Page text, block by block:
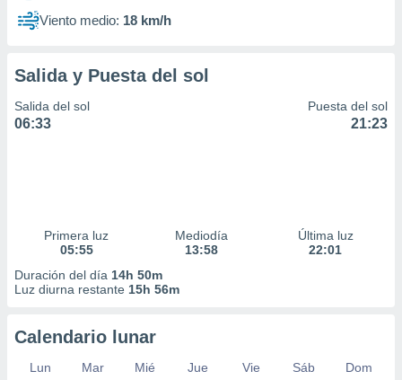
Viento medio: 18 km/h
Salida y Puesta del sol
Salida del sol
06:33
Puesta del sol
21:23
Primera luz
05:55
Mediodía
13:58
Última luz
22:01
Duración del día 14h 50m
Luz diurna restante 15h 56m
Calendario lunar
Lun Mar Mié Jue Vie Sáb
Dom